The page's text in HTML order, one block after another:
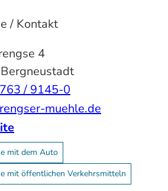
/ Kontakt
4
Bergneustadt
/ 9145-0
muehle.de
mit dem Auto
mit öffentlichen Verkehrsmitteln